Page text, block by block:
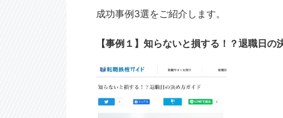
成功事例3選をご紹介します。
【事例１】知らないと損する！？退職日の